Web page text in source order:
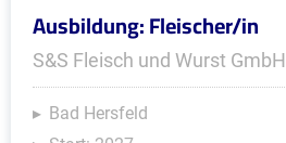
Ausbildung: Fleischer/in
S&S Fleisch und Wurst GmbH
Bad Hersfeld